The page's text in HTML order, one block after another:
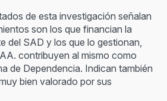
de esta investigación señalan
son los que financian la
del SAD y los que lo gestionan,
contribuyen al mismo como
de Dependencia. Indican también
bien valorado por sus